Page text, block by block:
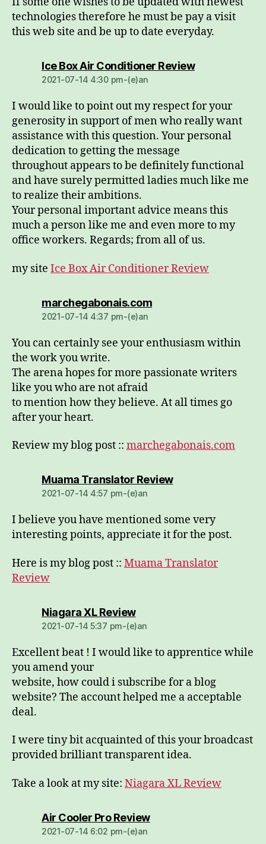
technologies therefore he must be pay a visit
this web site and be up to date everyday.
Ice Box Air Conditioner Reviewdio:
2021-07-14 4:30 pm-(e)an
I would like to point out my respect for your
generosity in support of men who really want
assistance with this question. Your personal
dedication to getting the message
throughout appears to be definitely functional
and have surely permitted ladies much like me
to realize their ambitions.
Your personal important advice means this
much a person like me and even more to my
office workers. Regards; from all of us.
my site Ice Box Air Conditioner Review
marchegabonais.comdio:
2021-07-14 4:37 pm-(e)an
You can certainly see your enthusiasm within
the work you write.
The arena hopes for more passionate writers
like you who are not afraid
to mention how they believe. At all times go
after your heart.
Review my blog post :: marchegabonais.com
Muama Translator Reviewdio:
2021-07-14 4:57 pm-(e)an
I believe you have mentioned some very
interesting points, appreciate it for the post.
Here is my blog post :: Muama Translator
Review
Niagara XL Reviewdio:
2021-07-14 5:37 pm-(e)an
Excellent beat ! I would like to apprentice while
you amend your
website, how could i subscribe for a blog
website? The account helped me a acceptable
deal.
I were tiny bit acquainted of this your broadcast
provided brilliant transparent idea.
Take a look at my site: Niagara XL Review
Air Cooler Pro Reviewdio:
2021-07-14 6:02 pm-(e)an